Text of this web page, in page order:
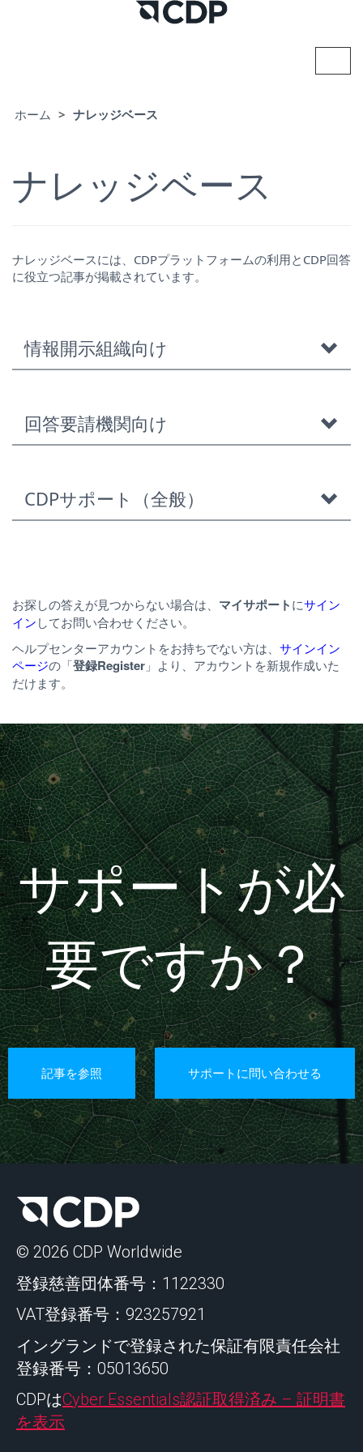
ビ
ホーム ナレッジベース
ナレッジベース
ナレッジベースには、CDPプラットフォームの利用とCDP回答
に役立つ記事が掲載されています。
情報開示組織向け
回答要請機関向け
CDPサポート（全般）
お探しの答えが見つからない場合は、 マイサポートにサイン
インしてお問い合わせください。
ヘルプセンターアカウントをお持ちでない方は、 サインイン
ページの「登録Register 」より、アカウントを新規作成いた
だけます。
サポートが必
要ですか？
記事を参照 サポートに問い合わせる
© 2026 CDP Worldwide
登録慈善団体番号：1122330
VAT登録番号：923257921
イングランドで登録された保証有限責任会社
登録番号：05013650
CDPはCyber Essentials認証取得済み – 証明書
を表示